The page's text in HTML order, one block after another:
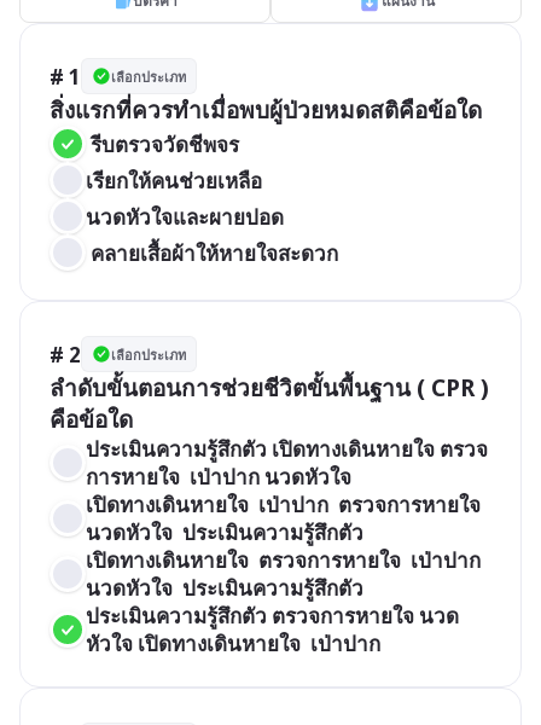
# 1 เลือกประเภท
สิ่งแรกที่ควรทำเมื่อพบผู้ป่วยหมดสติคือข้อใด
รีบตรวจวัดชีพจร
เรียกให้คนช่วยเหลือ
นวดหัวใจและผายปอด
คลายเสื้อผ้าให้หายใจสะดวก
# 2 เลือกประเภท
ลำดับขั้นตอนการช่วยชีวิตขั้นพื้นฐาน ( CPR )
คือข้อใด
ประเมินความรู้สึกตัว เปิดทางเดินหายใจ ตรวจ
การหายใจ  เป่าปาก นวดหัวใจ
เปิดทางเดินหายใจ  เป่าปาก  ตรวจการหายใจ
นวดหัวใจ  ประเมินความรู้สึกตัว
เปิดทางเดินหายใจ  ตรวจการหายใจ  เป่าปาก
นวดหัวใจ  ประเมินความรู้สึกตัว
ประเมินความรู้สึกตัว ตรวจการหายใจ นวด
หัวใจ เปิดทางเดินหายใจ  เป่าปาก